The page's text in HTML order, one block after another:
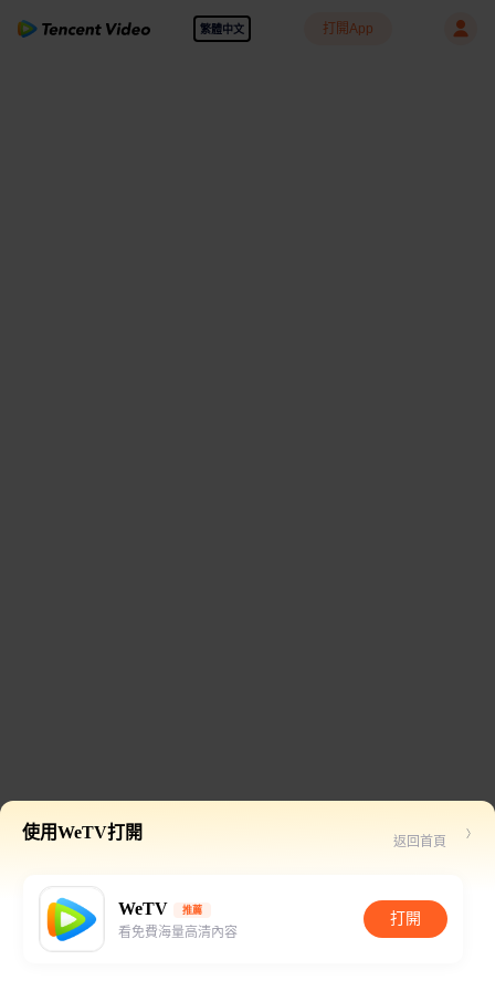
繁體中文 打開App
使用WeTV打開 返回首頁
WeTV 推薦
看免費海量高清內容
打開